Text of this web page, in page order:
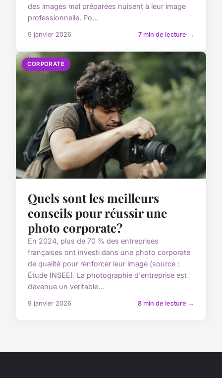
des images mal préparées nuisent à leur image
professionnelle. Po...
9 janvier 2026 7 min de lecture →
CORPORATE
Quels sont les meilleurs
conseils pour réussir une
photo corporate?
En 2024, plus de 70 % des entreprises
françaises ont investi dans une photo corporate
de qualité pour renforcer leur image (source :
Étude INSEE). La photographie d'entreprise est
devenue un véritable...
9 janvier 2026 8 min de lecture →